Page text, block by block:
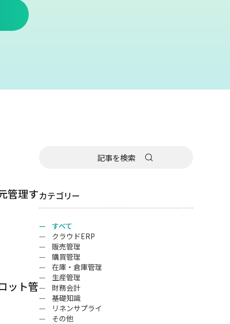
管理す
ット管
カテゴリー
すべて
クラウドERP
販売管理
購買管理
在庫・倉庫管理
生産管理
財務会計
基礎知識
リネンサプライ
その他